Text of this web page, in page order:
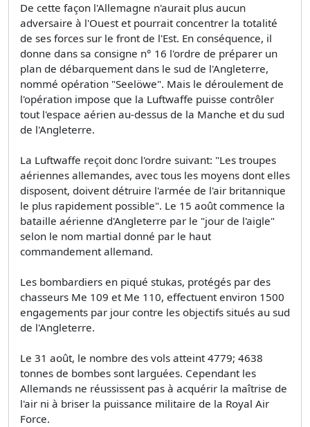
De cette façon l'Allemagne n'aurait plus aucun
adversaire à l'Ouest et pourrait concentrer la totalité
de ses forces sur le front de l'Est. En conséquence, il
donne dans sa consigne n° 16 l'ordre de préparer un
plan de débarquement dans le sud de l'Angleterre,
nommé opération "Seelöwe". Mais le déroulement de
l'opération impose que la Luftwaffe puisse contrôler
tout l'espace aérien au-dessus de la Manche et du sud
de l'Angleterre.
La Luftwaffe reçoit donc l'ordre suivant: "Les troupes
aériennes allemandes, avec tous les moyens dont elles
disposent, doivent détruire l'armée de l'air britannique
le plus rapidement possible". Le 15 août commence la
bataille aérienne d'Angleterre par le "jour de l'aigle"
selon le nom martial donné par le haut
commandement allemand.
Les bombardiers en piqué stukas, protégés par des
chasseurs Me 109 et Me 110, effectuent environ 1500
engagements par jour contre les objectifs situés au sud
de l'Angleterre.
Le 31 août, le nombre des vols atteint 4779; 4638
tonnes de bombes sont larguées. Cependant les
Allemands ne réussissent pas à acquérir la maîtrise de
l'air ni à briser la puissance militaire de la Royal Air
Force.